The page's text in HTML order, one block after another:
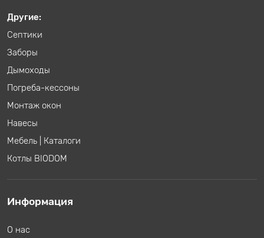
Другие:
Септики
Заборы
Дымоходы
Погреба-кессоны
Монтаж окон
Навесы
Мебель
Каталоги
Котлы BIODOM
Информация
О нас